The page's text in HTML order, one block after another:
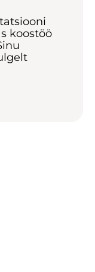
koostöö